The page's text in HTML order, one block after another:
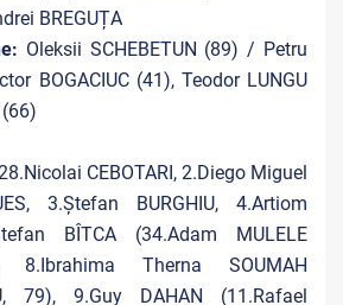
BREGUȚA
Oleksii SCHEBETUN (89) / Petru
BOGACIUC (41), Teodor LUNGU
CEBOTARI, 2.Diego Miguel
3.Ștefan BURGHIU, 4.Artiom
BÎTCA (34.Adam MULELE
8.Ibrahima Therna SOUMAH
79), 9.Guy DAHAN (11.Rafael